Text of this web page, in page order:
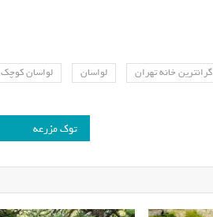
گرانترین خانه تهران لواسان
لواسان کوچک
توک مزرعه